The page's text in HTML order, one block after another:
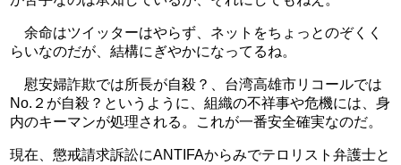
余命はツイッターはやらず、ネットをちょっとのぞくく
らいなのだが、結構にぎやかになってるね。
慰安婦詐欺では所長が自殺？、台湾高雄市リコールでは
No.２が自殺？というように、組織の不祥事や危機には、身
内のキーマンが処理される。これが一番安全確実なのだ。
現在、懲戒請求訴訟にANTIFAからみでテロリスト弁護士と